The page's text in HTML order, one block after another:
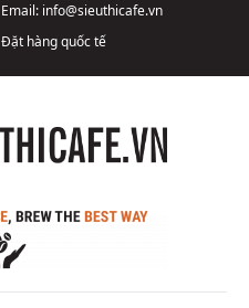
Email: info@sieuthicafe.vn
Đặt hàng quốc tế